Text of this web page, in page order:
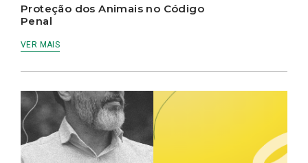
Proteção dos Animais no Código
Penal
VER MAIS